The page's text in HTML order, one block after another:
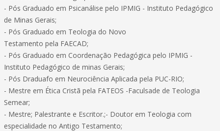
- Pós Graduado em Psicanálise pelo IPMIG - Instituto Pedagógico
de Minas Gerais;
- Pós Graduado em Teologia do Novo
Testamento pela FAECAD;
- Pós Graduado em Coordenação Pedagógica pelo IPMIG -
Instituto Pedagógico de minas Gerais;
- Pós Draduafo em Neurociência Aplicada pela PUC-RIO;
- Mestre em Ética Cristã pela FATEOS -Faculsade de Teologia
Semear;
- Mestre; Palestrante e Escritor.;- Doutor em Teologia com
especialidade no Antigo Testamento;